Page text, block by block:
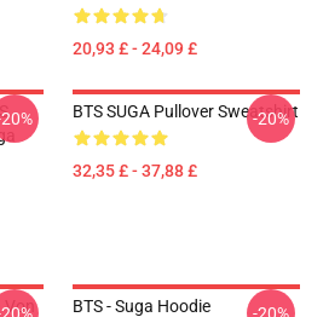
20,93 £ - 24,09 £
BTS SUGA Pullover Sweatshirt
32,35 £ - 37,88 £
-20%
Von
BTS - Suga Hoodie